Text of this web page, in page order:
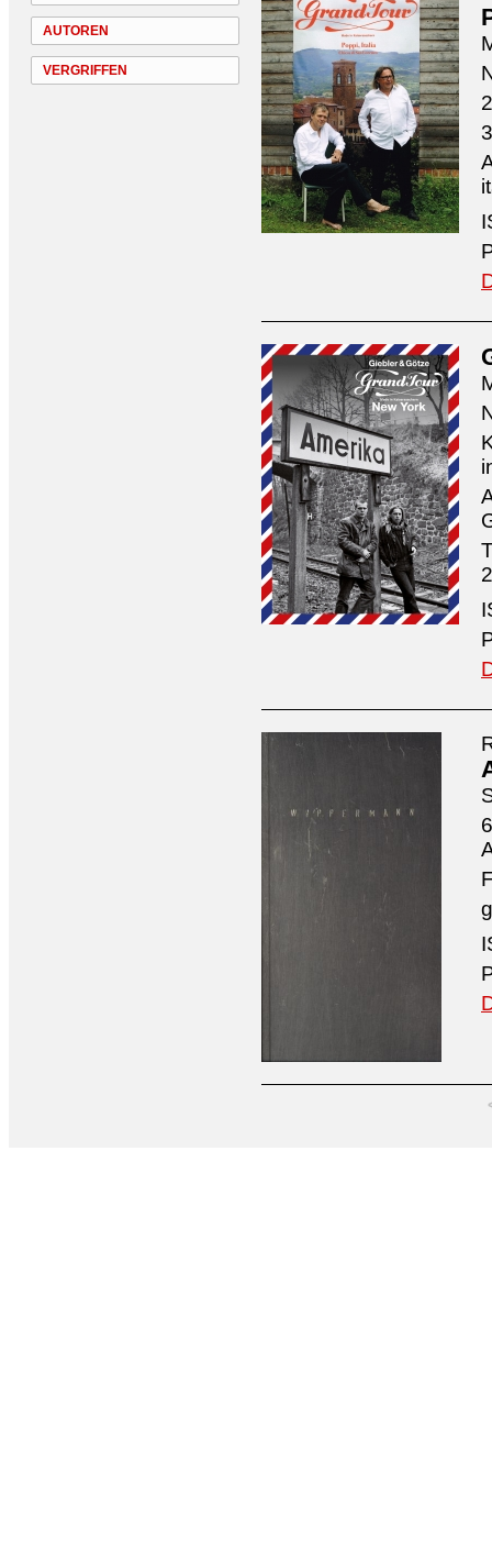
AUTOREN
VERGRIFFEN